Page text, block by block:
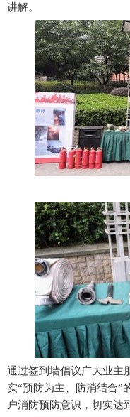
讲解。
通过签到墙倡议广大业主
实“预防为主、防消结合”
户消防预防意识，切实达